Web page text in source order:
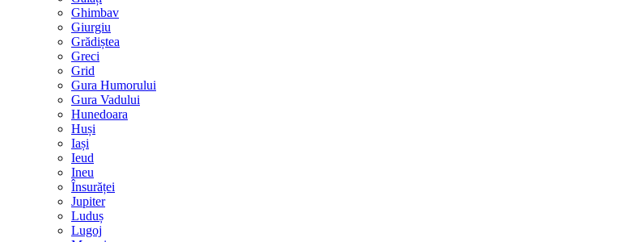
Ghimbav
Giurgiu
Grădiștea
Greci
Grid
Gura Humorului
Gura Vadului
Hunedoara
Huși
Iași
Ieud
Ineu
Însurăței
Jupiter
Luduș
Lugoj